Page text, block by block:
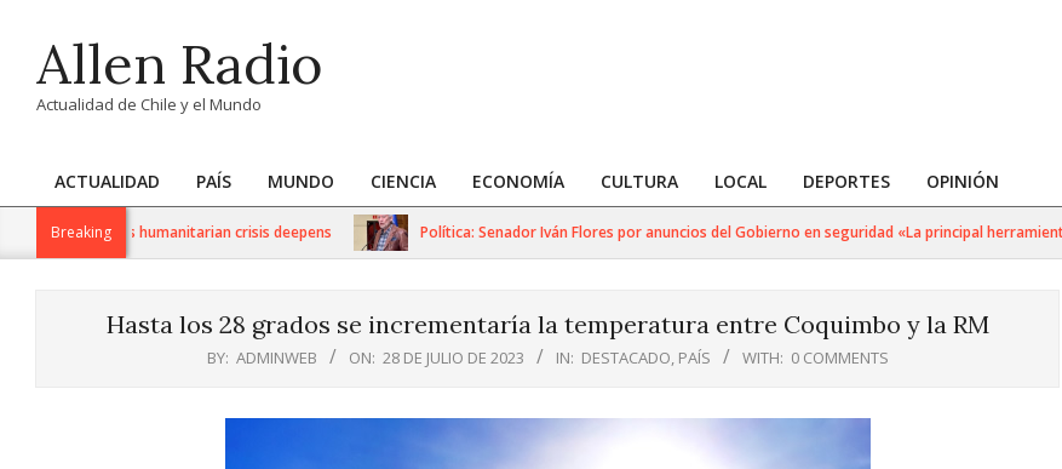
contentAllen Radio
Actualidad de Chile y el Mundo
Primary
Navigation
ACTUALIDAD PAÍS MUNDO CIENCIA ECONOMÍA CULTURA LOCAL DEPORTES OPINIÓN
Breaking
sanctions as humanitarian crisis deepens Política: Senador Iván Flores por anuncios del Gobierno en seguridad «La principal herramienta
Hasta los 28 grados se incrementaría la temperatura entre Coquimbo y la RM
BY: ADMINWEB ON: 28 DE JULIO DE 2023 IN: DESTACADO, PAÍS WITH: 0 COMMENTS